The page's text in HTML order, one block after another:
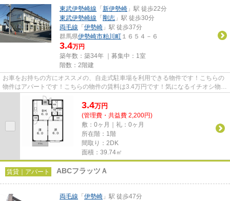
東武伊勢崎線 「 新伊勢崎 」駅 徒歩22分
東武伊勢崎線 「 剛志 」駅 徒歩30分
両毛線 「 伊勢崎 」駅 徒歩37分
群馬県伊勢崎市粕川町 １６５４－６
3.4万円
築年数：築34年 ｜募集中： 1室
階数：2階建
お車をお持ちの方にオススメの、自走式駐車場を利用できる物件です！こちらの
物件はアパートです！こちらの物件の賃料は3.4万円です！気になるイチオシ物件
情報：「パークサイドP2」！...
3.4万円
(管理費・共益費 2,200円)
敷：0ヶ月｜礼：0ヶ月
所在階：1階
間取り：2DK
面積：39.74㎡
賃貸｜アパート ABCフラッツＡ
両毛線 「 伊勢崎 」駅 徒歩47分